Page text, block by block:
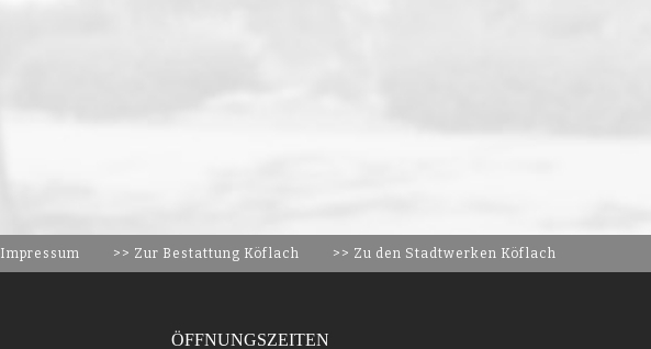
Impressum >> Zur Bestattung Köflach >> Zu den Stadtwerken Köflach
ÖFFNUNGSZEITEN